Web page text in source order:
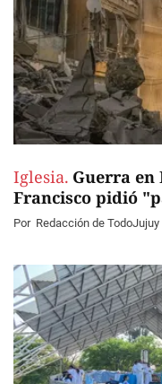
Iglesia. Guerra en
Francisco pidió
Por Redacción de TodoJujuy